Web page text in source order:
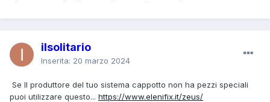
ilsolitario
Inserita: 20 marzo 2024
Se Il produttore del tuo sistema cappotto non ha pezzi speciali
puoi utilizzare questo... https://www.elenifix.it/zeus/